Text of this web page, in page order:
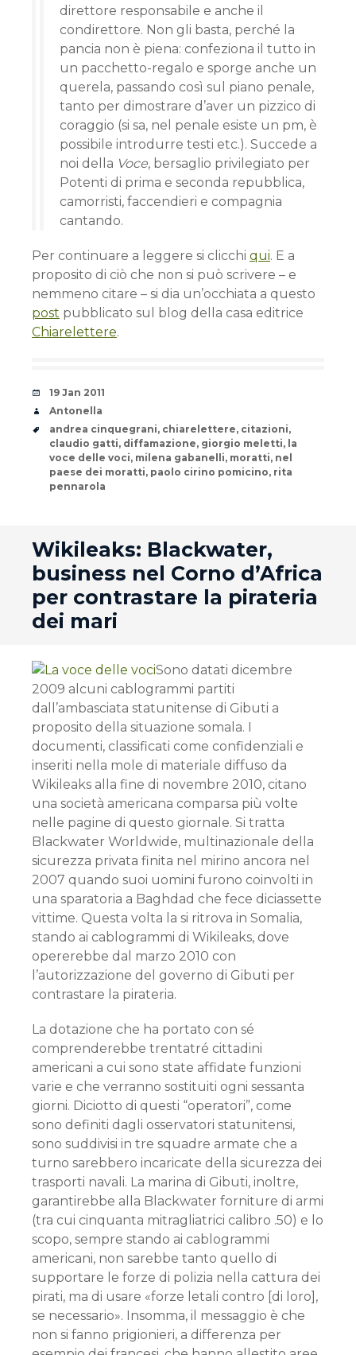
direttore responsabile e anche il
condirettore. Non gli basta, perché la
pancia non è piena: confeziona il tutto in
un pacchetto-regalo e sporge anche un
querela, passando così sul piano penale,
tanto per dimostrare d’aver un pizzico di
coraggio (si sa, nel penale esiste un pm, è
possibile introdurre testi etc.). Succede a
noi della Voce, bersaglio privilegiato per
Potenti di prima e seconda repubblica,
camorristi, faccendieri e compagnia
cantando.
Per continuare a leggere si clicchi qui. E a
proposito di ciò che non si può scrivere – e
nemmeno citare – si dia un’occhiata a questo
post pubblicato sul blog della casa editrice
Chiarelettere.
Date
19 Jan 2011
Author
Antonella
Tags
andrea cinquegrani, chiarelettere, citazioni,
claudio gatti, diffamazione, giorgio meletti, la
voce delle voci, milena gabanelli, moratti, nel
paese dei moratti, paolo cirino pomicino, rita
pennarola
Wikileaks: Blackwater,
business nel Corno d’Africa
per contrastare la pirateria
dei mari
Sono datati dicembre
2009 alcuni cablogrammi partiti
dall’ambasciata statunitense di Gibuti a
proposito della situazione somala. I
documenti, classificati come confidenziali e
inseriti nella mole di materiale diffuso da
Wikileaks alla fine di novembre 2010, citano
una società americana comparsa più volte
nelle pagine di questo giornale. Si tratta
Blackwater Worldwide, multinazionale della
sicurezza privata finita nel mirino ancora nel
2007 quando suoi uomini furono coinvolti in
una sparatoria a Baghdad che fece diciassette
vittime. Questa volta la si ritrova in Somalia,
stando ai cablogrammi di Wikileaks, dove
opererebbe dal marzo 2010 con
l’autorizzazione del governo di Gibuti per
contrastare la pirateria.
La dotazione che ha portato con sé
comprenderebbe trentatré cittadini
americani a cui sono state affidate funzioni
varie e che verranno sostituiti ogni sessanta
giorni. Diciotto di questi “operatori”, come
sono definiti dagli osservatori statunitensi,
sono suddivisi in tre squadre armate che a
turno sarebbero incaricate della sicurezza dei
trasporti navali. La marina di Gibuti, inoltre,
garantirebbe alla Blackwater forniture di armi
(tra cui cinquanta mitragliatrici calibro .50) e lo
scopo, sempre stando ai cablogrammi
americani, non sarebbe tanto quello di
supportare le forze di polizia nella cattura dei
pirati, ma di usare «forze letali contro [di loro],
se necessario». Insomma, il messaggio è che
non si fanno prigionieri, a differenza per